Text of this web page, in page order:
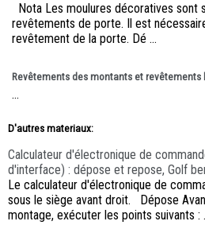
Nota Les moulures décoratives sont
revêtements de porte. Il est
revêtement de la porte. Dé ...
Revêtements des montants et revêtements
...
D'autres materiaux:
Calculateur d'électronique de
d'interface) : dépose et repose, Golf
Le calculateur d'électronique de
sous le siège avant droit. Dépose
montage, exécuter les points suivants :